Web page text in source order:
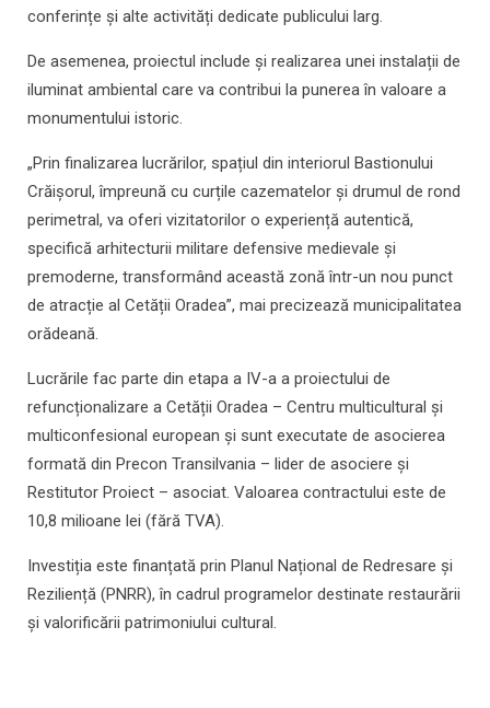
conferințe și alte activități dedicate publicului larg.
De asemenea, proiectul include și realizarea unei instalații de
iluminat ambiental care va contribui la punerea în valoare a
monumentului istoric.
„Prin finalizarea lucrărilor, spațiul din interiorul Bastionului
Crăișorul, împreună cu curțile cazematelor și drumul de rond
perimetral, va oferi vizitatorilor o experiență autentică,
specifică arhitecturii militare defensive medievale și
premoderne, transformând această zonă într-un nou punct
de atracție al Cetății Oradea”, mai precizează municipalitatea
orădeană.
Lucrările fac parte din etapa a IV-a a proiectului de
refuncționalizare a Cetății Oradea – Centru multicultural și
multiconfesional european și sunt executate de asocierea
formată din Precon Transilvania – lider de asociere și
Restitutor Proiect – asociat. Valoarea contractului este de
10,8 milioane lei (fără TVA).
Investiția este finanțată prin Planul Național de Redresare și
Reziliență (PNRR), în cadrul programelor destinate restaurării
și valorificării patrimoniului cultural.